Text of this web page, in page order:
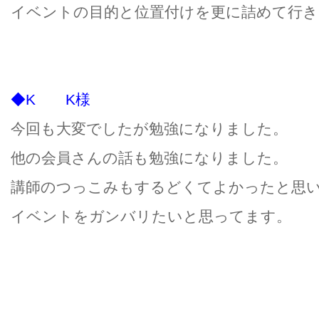
イベントの目的と位置付けを更に詰めて行
◆K K様
今回も大変でしたが勉強になりました。
他の会員さんの話も勉強になりました。
講師のつっこみもするどくてよかったと思
イベントをガンバリたいと思ってます。